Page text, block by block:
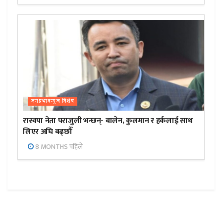
जनप्रभाबन्युज विशेष
रास्वपा नेता पराजुली भन्छन्- बालेन, कुलमान र हर्कलाई साथ
लिएर अघि बढ्छौँ
8 MONTHS पहिले